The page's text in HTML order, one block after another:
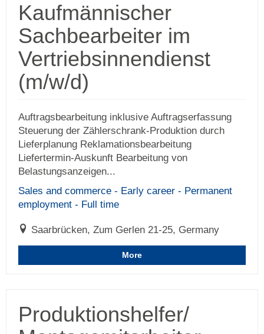
Kaufmännischer
Sachbearbeiter im
Vertriebsinnendienst
(m/w/d)
Auftragsbearbeitung inklusive Auftragserfassung
Steuerung der Zählerschrank-Produktion durch
Lieferplanung Reklamationsbearbeitung
Liefertermin-Auskunft Bearbeitung von
Belastungsanzeigen...
Sales and commerce - Early career - Permanent
employment - Full time
Saarbrücken, Zum Gerlen 21-25, Germany
More
Produktionshelfer/